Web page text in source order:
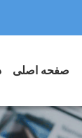
صفحه اصلی